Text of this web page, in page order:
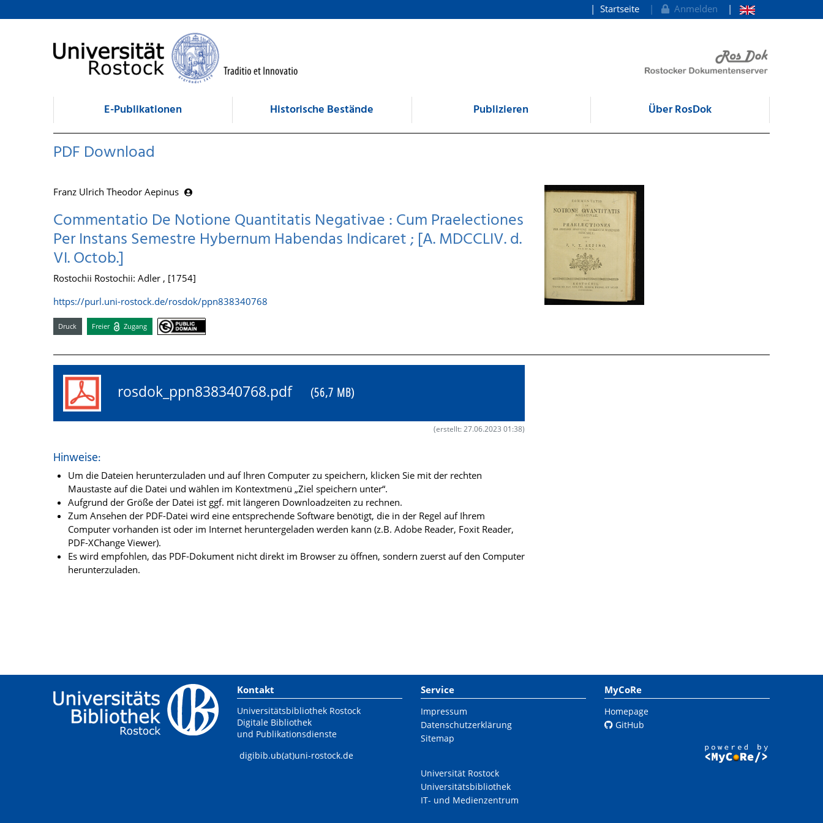
zum Inhalt
Startseite Anmelden
E-Publikationen Historische Bestände Publizieren Über RosDok
PDF Download
Franz Ulrich Theodor Aepinus
Commentatio De Notione Quantitatis Negativae : Cum Praelectiones
Per Instans Semestre Hybernum Habendas Indicaret ; [A. MDCCLIV. d.
VI. Octob.]
Rostochii Rostochii: Adler , [1754]
https://purl.uni-rostock.de/rosdok/ppn838340768
Druck Freier Zugang
rosdok_ppn838340768.pdf (56,7 MB)
(erstellt: 27.06.2023 01:38)
Hinweise:
Um die Dateien herunterzuladen und auf Ihren Computer zu speichern, klicken Sie mit der rechten
Maustaste auf die Datei und wählen im Kontextmenü „Ziel speichern unter“.
Aufgrund der Größe der Datei ist ggf. mit längeren Downloadzeiten zu rechnen.
Zum Ansehen der PDF-Datei wird eine entsprechende Software benötigt, die in der Regel auf Ihrem
Computer vorhanden ist oder im Internet heruntergeladen werden kann (z.B. Adobe Reader, Foxit Reader,
PDF-XChange Viewer).
Es wird empfohlen, das PDF-Dokument nicht direkt im Browser zu öffnen, sondern zuerst auf den Computer
herunterzuladen.
Kontakt
Universitätsbibliothek Rostock
Digitale Bibliothek
und Publikationsdienste
digibib.ub(at)uni-rostock.de
Service
Impressum
Datenschutzerklärung
Sitemap
Universität Rostock
Universitätsbibliothek
IT- und Medienzentrum
MyCoRe
Homepage
GitHub